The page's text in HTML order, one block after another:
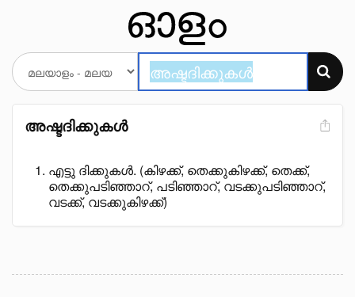
അഷ്ടദിക്കുകൾ
എട്ടു ദിക്കുകൾ. (കിഴക്ക്, തെക്കുകിഴക്ക്, തെക്ക്,
തെക്കുപടിഞ്ഞാറ്, പടിഞ്ഞാറ്, വടക്കുപടിഞ്ഞാറ്,
വടക്ക്, വടക്കുകിഴക്ക്)